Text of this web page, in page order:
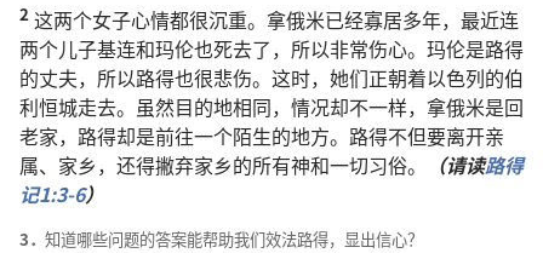
2 这两个女子心情都很沉重。拿俄米已经寡居多年，最近连
两个儿子基连和玛伦也死去了，所以非常伤心。玛伦是路得
的丈夫，所以路得也很悲伤。这时，她们正朝着以色列的伯
利恒城走去。虽然目的地相同，情况却不一样，拿俄米是回
老家，路得却是前往一个陌生的地方。路得不但要离开亲
属、家乡，还得撇弃家乡的所有神和一切习俗。
（请读路得
记1:3-6）
3． 知道哪些问题的答案能帮助我们效法路得，显出信心？